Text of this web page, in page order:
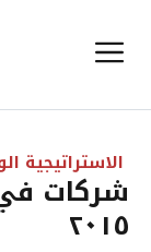
إلى القائمة
الاستراتيجية
شركات
٢٠١٥